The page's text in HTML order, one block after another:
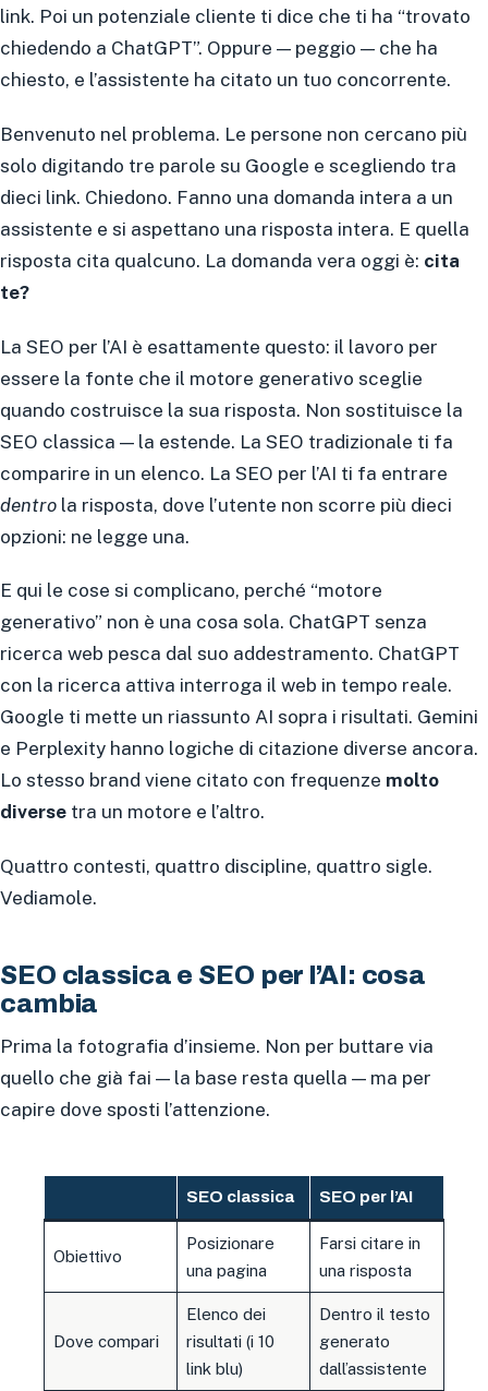
link. Poi un potenziale cliente ti dice che ti ha “trovato
chiedendo a ChatGPT”. Oppure — peggio — che ha
chiesto, e l’assistente ha citato un tuo concorrente.
Benvenuto nel problema. Le persone non cercano più
solo digitando tre parole su Google e scegliendo tra
dieci link. Chiedono. Fanno una domanda intera a un
assistente e si aspettano una risposta intera. E quella
risposta cita qualcuno. La domanda vera oggi è: cita
te?
La SEO per l’AI è esattamente questo: il lavoro per
essere la fonte che il motore generativo sceglie
quando costruisce la sua risposta. Non sostituisce la
SEO classica — la estende. La SEO tradizionale ti fa
comparire in un elenco. La SEO per l’AI ti fa entrare
dentro la risposta, dove l’utente non scorre più dieci
opzioni: ne legge una.
E qui le cose si complicano, perché “motore
generativo” non è una cosa sola. ChatGPT senza
ricerca web pesca dal suo addestramento. ChatGPT
con la ricerca attiva interroga il web in tempo reale.
Google ti mette un riassunto AI sopra i risultati. Gemini
e Perplexity hanno logiche di citazione diverse ancora.
Lo stesso brand viene citato con frequenze molto
diverse tra un motore e l’altro.
Quattro contesti, quattro discipline, quattro sigle.
Vediamole.
SEO classica e SEO per l’AI: cosa
cambia
Prima la fotografia d’insieme. Non per buttare via
quello che già fai — la base resta quella — ma per
capire dove sposti l’attenzione.
SEO classica SEO per l’AI
Obiettivo
Posizionare
una pagina
Farsi citare in
una risposta
Dove compari
Elenco dei
risultati (i 10
link blu)
Dentro il testo
generato
dall’assistente